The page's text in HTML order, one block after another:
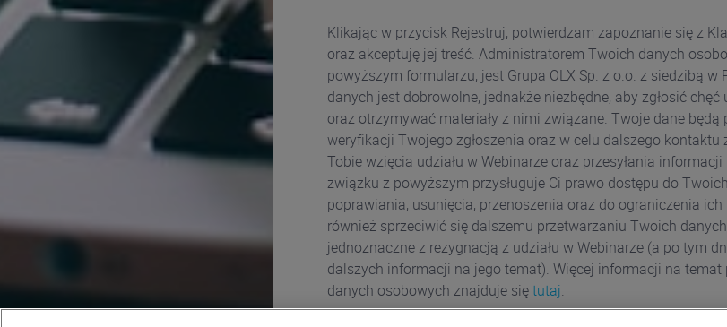
Klikając w przycisk Rejestruj, potwierdzam zapoznanie się z
oraz akceptuję jej treść. Administratorem Twoich danych
powyższym formularzu, jest Grupa OLX Sp. z o.o. z siedzibą w
danych jest dobrowolne, jednakże niezbędne, aby zgłosić chęć
oraz otrzymywać materiały z nimi związane. Twoje dane będą
weryfikacji Twojego zgłoszenia oraz w celu dalszego kontaktu
Tobie wzięcia udziału w Webinarze oraz przesyłania
związku z powyższym przysługuje Ci prawo dostępu do
poprawiania, usunięcia, przenoszenia oraz do ograniczenia
również sprzeciwić się dalszemu przetwarzaniu Twoich
jednoznaczne z rezygnacją z udziału w Webinarze (a po tym
dalszych informacji na jego temat). Więcej informacji na
danych osobowych znajduje siętutaj.